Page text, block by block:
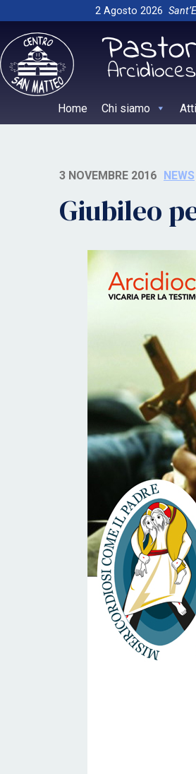
to
content
2 Agosto 2026
Home Chi siamo
3 NOVEMBRE 2016 NEWS
Giubileo